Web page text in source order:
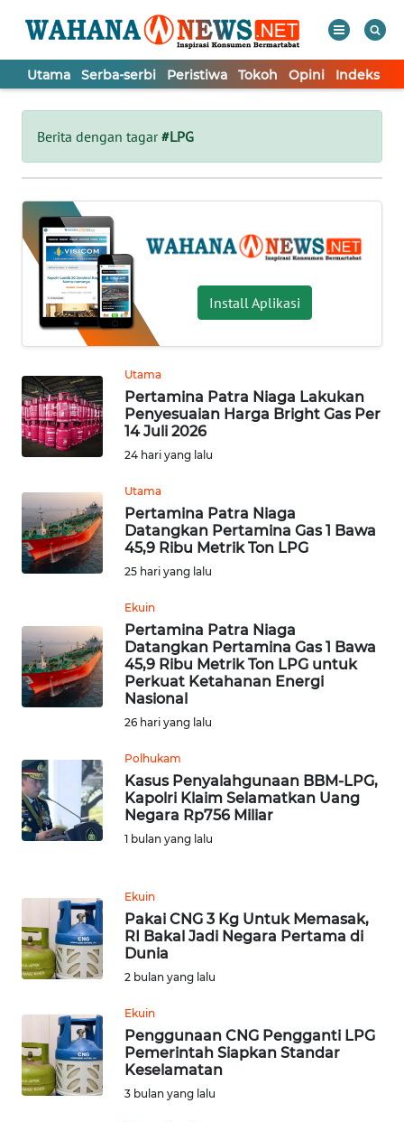
Utama Serba-serbi Peristiwa Tokoh Opini Indeks
Berita dengan tagar#LPG
Install Aplikasi
Utama
Pertamina Patra Niaga Lakukan
Penyesuaian Harga Bright Gas Per
14 Juli 2026
24 hari yang lalu
Utama
Pertamina Patra Niaga
Datangkan Pertamina Gas 1 Bawa
45,9 Ribu Metrik Ton LPG
25 hari yang lalu
Ekuin
Pertamina Patra Niaga
Datangkan Pertamina Gas 1 Bawa
45,9 Ribu Metrik Ton LPG untuk
Perkuat Ketahanan Energi
Nasional
26 hari yang lalu
Polhukam
Kasus Penyalahgunaan BBM-LPG,
Kapolri Klaim Selamatkan Uang
Negara Rp756 Miliar
1 bulan yang lalu
Ekuin
Pakai CNG 3 Kg Untuk Memasak,
RI Bakal Jadi Negara Pertama di
Dunia
2 bulan yang lalu
Ekuin
Penggunaan CNG Pengganti LPG
Pemerintah Siapkan Standar
Keselamatan
3 bulan yang lalu
Tutup
UTAMA
SERBA-
SERBI
PERISTIWA
TOKOH
OPINI
Informasi
INDEKS
BERITA
KONTAK
KAMI
INFO
IKLAN
TENTANG
KAMI
PEDOMAN
MEDIA
SIBER
REDAKSI
DISCLAIMER
Wahana
Regional
WN
SUMUT